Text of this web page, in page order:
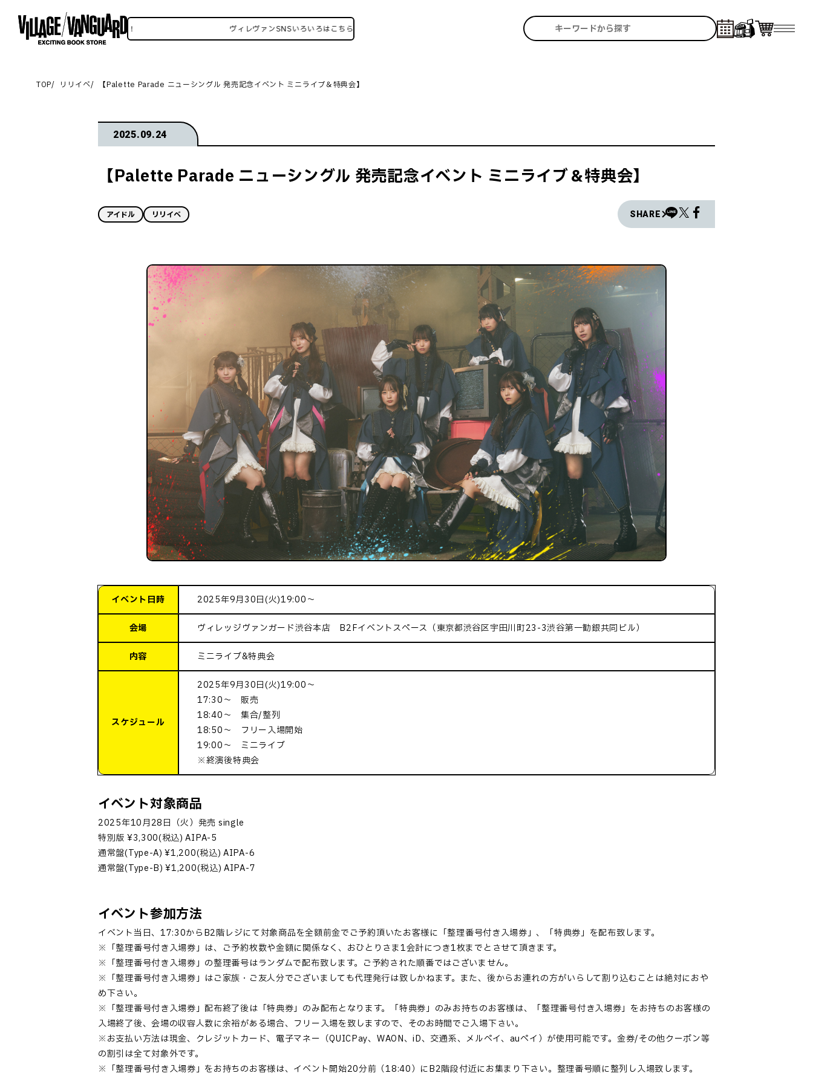
ァンSNSいろいろはこちら！ ヴィレヴァンSNSいろいろはこちら！
TOP リリイベ 【Palette Parade ニューシングル 発売記念イベント ミニライブ＆特典会】
2025.09.24
【Palette Parade ニューシングル 発売記念イベント ミニライブ＆特典会】
アイドル リリイベ SHARE
イベント日時 2025年9月30日(火)19:00～
会場 ヴィレッジヴァンガード渋谷本店 B2Fイベントスペース（東京都渋谷区宇田川町23-3渋谷第一勧銀共同ビル）
内容 ミニライブ&特典会
スケジュール
2025年9月30日(火)19:00～
17:30～ 販売
18:40～ 集合/整列
18:50～ フリー入場開始
19:00～ ミニライブ
※終演後特典会
イベント対象商品
2025年10月28日（火）発売 single
特別版 ¥3,300(税込) AIPA-5
通常盤(Type-A) ¥1,200(税込) AIPA-6
通常盤(Type-B) ¥1,200(税込) AIPA-7
イベント参加方法
イベント当日、17:30からB2階レジにて対象商品を全額前金でご予約頂いたお客様に「整理番号付き入場券」、「特典券」を配布致します。
※「整理番号付き入場券」は、ご予約枚数や金額に関係なく、おひとりさま1会計につき1枚までとさせて頂きます。
※「整理番号付き入場券」の整理番号はランダムで配布致します。ご予約された順番ではございません。
※「整理番号付き入場券」はご家族・ご友人分でございましても代理発行は致しかねます。また、後からお連れの方がいらして割り込むことは絶対におや
め下さい。
※「整理番号付き入場券」配布終了後は「特典券」のみ配布となります。「特典券」のみお持ちのお客様は、「整理番号付き入場券」をお持ちのお客様の
入場終了後、会場の収容人数に余裕がある場合、フリー入場を致しますので、そのお時間でご入場下さい。
※お支払い方法は現金、クレジットカード、電子マネー（QUICPay、WAON、iD、交通系、メルペイ、auペイ）が使用可能です。金券/その他クーポン等
の割引は全て対象外です。
※「整理番号付き入場券」をお持ちのお客様は、イベント開始20分前（18:40）にB2階段付近にお集まり下さい。整理番号順に整列し入場致します。